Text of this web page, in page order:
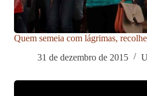
Quem semeia com lágrimas,
31 de dezembro de 2015